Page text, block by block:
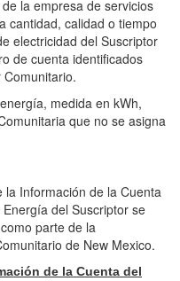
la empresa de servicios
cantidad, calidad o tiempo
electricidad del Suscriptor
de cuenta identificados
medida en kWh,
que no se asigna
la Información de la Cuenta
del Suscriptor se
parte de la
de New Mexico.
de la Cuenta del